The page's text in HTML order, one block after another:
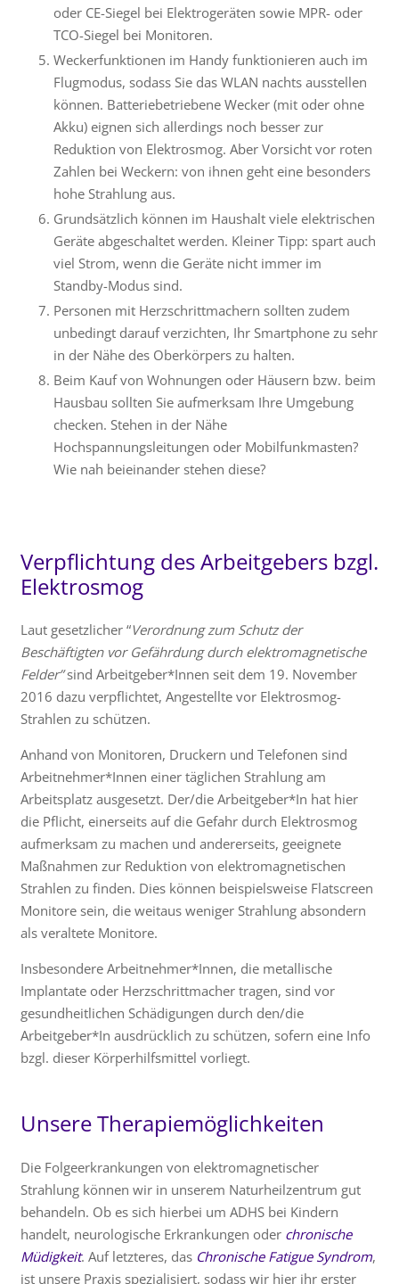
oder CE-Siegel bei Elektrogeräten sowie MPR- oder
TCO-Siegel bei Monitoren.
Weckerfunktionen im Handy funktionieren auch im
Flugmodus, sodass Sie das WLAN nachts ausstellen
können. Batteriebetriebene Wecker (mit oder ohne
Akku) eignen sich allerdings noch besser zur
Reduktion von Elektrosmog. Aber Vorsicht vor roten
Zahlen bei Weckern: von ihnen geht eine besonders
hohe Strahlung aus.
Grundsätzlich können im Haushalt viele elektrischen
Geräte abgeschaltet werden. Kleiner Tipp: spart auch
viel Strom, wenn die Geräte nicht immer im
Standby-Modus sind.
Personen mit Herzschrittmachern sollten zudem
unbedingt darauf verzichten, Ihr Smartphone zu sehr
in der Nähe des Oberkörpers zu halten.
Beim Kauf von Wohnungen oder Häusern bzw. beim
Hausbau sollten Sie aufmerksam Ihre Umgebung
checken. Stehen in der Nähe
Hochspannungsleitungen oder Mobilfunkmasten?
Wie nah beieinander stehen diese?
Verpflichtung des Arbeitgebers bzgl.
Elektrosmog
Laut gesetzlicher “Verordnung zum Schutz der
Beschäftigten vor Gefährdung durch elektromagnetische
Felder”sind Arbeitgeber*Innen seit dem 19. November
2016 dazu verpflichtet, Angestellte vor Elektrosmog-
Strahlen zu schützen.
Anhand von Monitoren, Druckern und Telefonen sind
Arbeitnehmer*Innen einer täglichen Strahlung am
Arbeitsplatz ausgesetzt. Der/die Arbeitgeber*In hat hier
die Pflicht, einerseits auf die Gefahr durch Elektrosmog
aufmerksam zu machen und andererseits, geeignete
Maßnahmen zur Reduktion von elektromagnetischen
Strahlen zu finden. Dies können beispielsweise Flatscreen
Monitore sein, die weitaus weniger Strahlung absondern
als veraltete Monitore.
Insbesondere Arbeitnehmer*Innen, die metallische
Implantate oder Herzschrittmacher tragen, sind vor
gesundheitlichen Schädigungen durch den/die
Arbeitgeber*In ausdrücklich zu schützen, sofern eine Info
bzgl. dieser Körperhilfsmittel vorliegt.
Unsere Therapiemöglichkeiten
Die Folgeerkrankungen von elektromagnetischer
Strahlung können wir in unserem Naturheilzentrum gut
behandeln. Ob es sich hierbei um ADHS bei Kindern
handelt, neurologische Erkrankungen oder chronische
Müdigkeit. Auf letzteres, das Chronische Fatigue Syndrom,
ist unsere Praxis spezialisiert, sodass wir hier ihr erster